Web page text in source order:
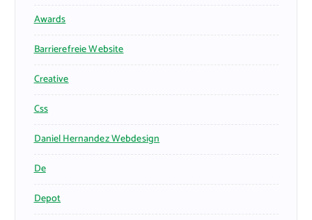
Awards
Barrierefreie Website
Creative
Css
Daniel Hernandez Webdesign
De
Depot